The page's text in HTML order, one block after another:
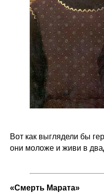
Вот как выглядели бы
они моложе и живи в
«Смерть Марата»